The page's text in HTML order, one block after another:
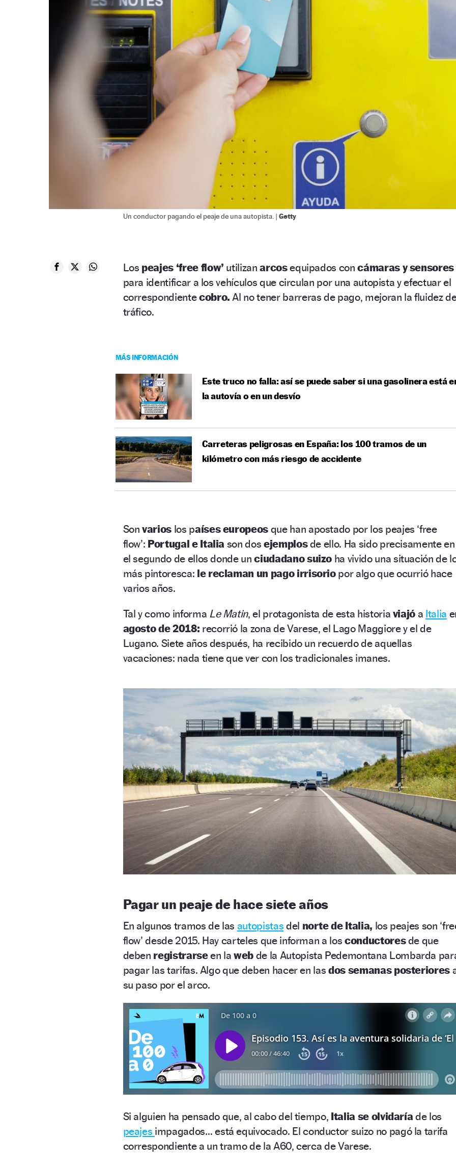
Un conductor pagando el peaje de una autopista. | Getty
Los peajes ‘free flow’ utilizanarcosequipados concámaras y sensores
para identificar a los vehículos que circulan por una autopista y efectuar el
correspondientecobro. Al no tener barreras de pago, mejoran la fluidez
tráfico.
MÁS INFORMACIÓN
Este truco no falla: así se puede saber si una gasolinera está
la autovía o en un desvío
Carreteras peligrosas en España: los 100 tramos de un
kilómetro con más riesgo de accidente
Sonvarios los países europeos que han apostado por los peajes ‘free
flow’: Portugal e Italia son dos ejemplosde ello. Ha sido precisamente en
el segundo de ellos donde unciudadano suizo ha vivido una situación de
más pintoresca: le reclaman un pago irrisorio por algo que ocurrió hace
varios años.
Tal y como informa Le Matin, el protagonista de esta historia viajó a Italia
agosto de 2018: recorrió la zona de Varese, el Lago Maggiore y el de
Lugano. Siete años después, ha recibido un recuerdo de aquellas
vacaciones: nada tiene que ver con los tradicionales imanes.
Pagar un peaje de hace siete años
En algunos tramos de las autopistas del norte de Italia, los peajes son
flow’ desde 2015. Hay carteles que informan a los conductoresde que
deben registrarseen laweb de la Autopista Pedemontana Lombarda
pagar las tarifas. Algo que deben hacer en lasdos semanas posteriores
su paso por el arco.
Si alguien ha pensado que, al cabo del tiempo, Italia se olvidaríade los
peajes impagados… está equivocado. El conductor suizo no pagó la tarifa
correspondiente a un tramo de la A60, cerca de Varese.